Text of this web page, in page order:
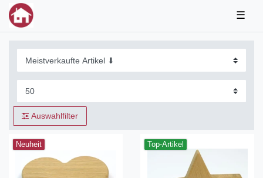
☰
Auswahlfilter
Neuheit Top-Artikel